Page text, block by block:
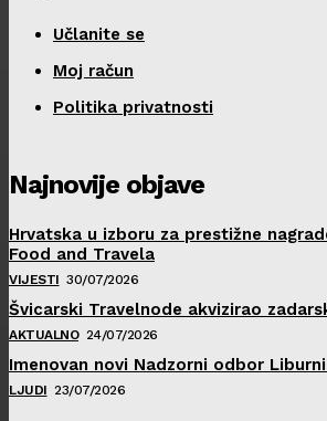
Učlanite se
Moj račun
Politika privatnosti
Najnovije objave
Hrvatska u izboru za prestižne
Food and Travela
VIJESTI 30/07/2026
Švicarski Travelnode akvizirao
AKTUALNO 24/07/2026
Imenovan novi Nadzorni odbor
LJUDI 23/07/2026